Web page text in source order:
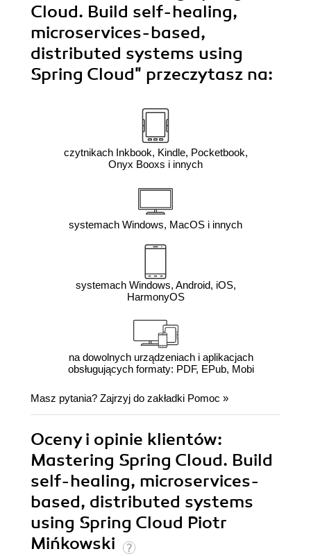
Cloud. Build self-healing,
microservices-based,
distributed systems using
Spring Cloud" przeczytasz na:
czytnikach Inkbook, Kindle, Pocketbook,
Onyx Booxs i innych
systemach Windows, MacOS i innych
systemach Windows, Android, iOS,
HarmonyOS
na dowolnych urządzeniach i aplikacjach
obsługujących formaty: PDF, EPub, Mobi
Masz pytania? Zajrzyj do zakładki Pomoc »
Oceny i opinie klientów:
Mastering Spring Cloud. Build
self-healing, microservices-
based, distributed systems
using Spring Cloud Piotr
Mińkowski